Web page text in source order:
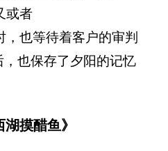
或者
，也等待着客户的审判
也保存了夕阳的记忆
湖摸醋鱼》